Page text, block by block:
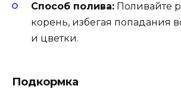
Способ полива: Поливайте
корень, избегая попадания
и цветки.
Подкормка